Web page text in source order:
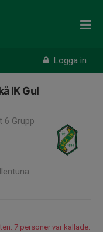
Logga in
IK Gul
6 Grupp
7 personer var kallade.